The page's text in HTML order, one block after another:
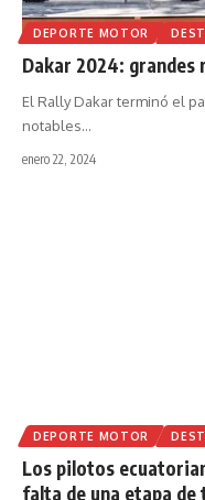
DEPORTE MOTOR
Dakar 2024: grandes
El Rally Dakar terminó el
notables…
enero 22, 2024
DEPORTE MOTOR
Los pilotos
falta de una etapa